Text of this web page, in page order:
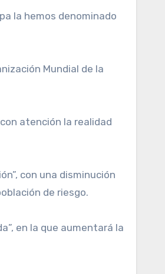
la hemos denominado
Mundial de la
atención la realidad
con una disminución
de riesgo.
en la que aumentará la